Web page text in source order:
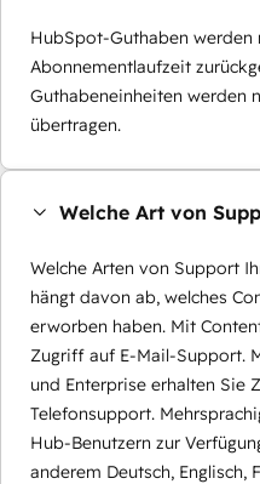
HubSpot-Guthaben werden
Abonnementlaufzeit
Guthabeneinheiten werden
übertragen.
Welche Art von
Welche Arten von Support
hängt davon ab, welches
erworben haben. Mit
Zugriff auf E-Mail-Support.
und Enterprise erhalten Sie
Telefonsupport.
Hub-Benutzern zur
anderem Deutsch, Englisch,